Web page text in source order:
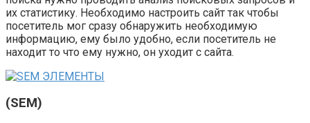
их статистику. Необходимо настроить сайт так чтобы
посетитель мог сразу обнаружить необходимую
информацию, ему было удобно, если посетитель не
находит то что ему нужно, он уходит с сайта.
(SEM)